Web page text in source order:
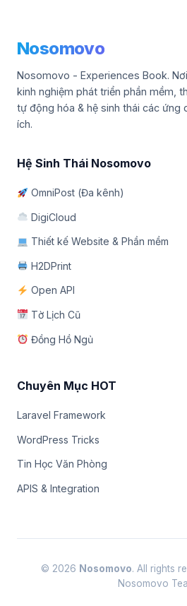
Nosomovo
Nosomovo - Experiences Book.
kinh nghiệm phát triển phần mềm,
tự động hóa & hệ sinh thái các ứng
ích.
Hệ Sinh Thái Nosomovo
OmniPost (Đa kênh)
DigiCloud
Thiết kế Website & Phần mềm
H2DPrint
Open API
Tờ Lịch Cũ
Đồng Hồ Ngủ
Chuyên Mục HOT
Laravel Framework
WordPress Tricks
Tin Học Văn Phòng
APIS & Integration
© 2026 Nosomovo. All rights
Nosomovo